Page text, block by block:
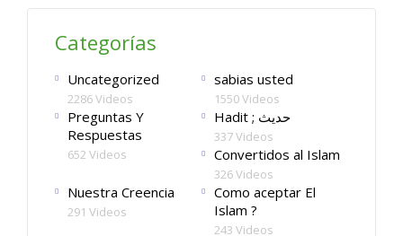
Categorías
Uncategorized
2286 Videos
sabias usted
1550 Videos
Preguntas Y
Respuestas
652 Videos
Hadit ; حديث
337 Videos
Convertidos al Islam
326 Videos
Nuestra Creencia
291 Videos
Como aceptar El
Islam ?
243 Videos